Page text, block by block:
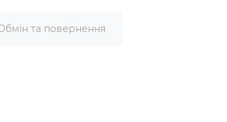
та повернення